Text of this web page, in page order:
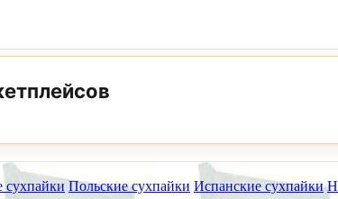
сухпайки Польские сухпайки Испанские сухпайки
8 (495) 782-73-32
на самовывоз в субботу 8 и 15